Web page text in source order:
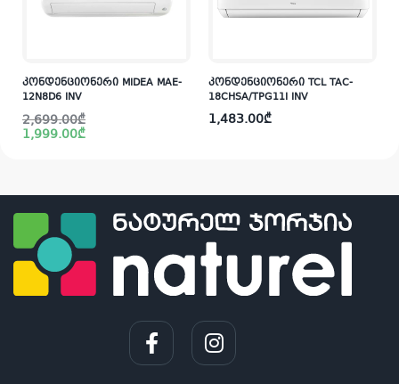
კონდენციონერი MIDEA MAE-
12N8D6 INV
2,699.00₾
Original
price
was:
1,999.00₾
Current
price
is:
კონდენციონერი TCL TAC-
18CHSA/TPG11I INV
1,483.00₾